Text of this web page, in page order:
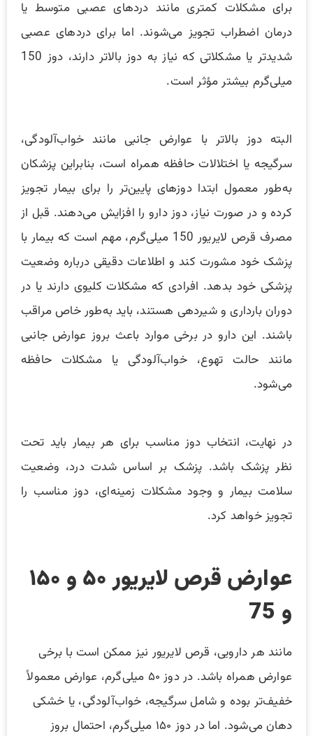
برای مشکلات کمتری مانند دردهای عصبی متوسط یا
درمان اضطراب تجویز می‌شوند. اما برای دردهای عصبی
شدیدتر یا مشکلاتی که نیاز به دوز بالاتر دارند، دوز 150
میلی‌گرم بیشتر مؤثر است.
البته دوز بالاتر با عوارض جانبی مانند خواب‌آلودگی،
سرگیجه یا اختلالات حافظه همراه است، بنابراین پزشکان
به‌طور معمول ابتدا دوزهای پایین‌تر را برای بیمار تجویز
کرده و در صورت نیاز، دوز دارو را افزایش می‌دهند. قبل از
مصرف قرص لایریور 150 میلی‌گرم، مهم است که بیمار با
پزشک خود مشورت کند و اطلاعات دقیقی درباره وضعیت
پزشکی خود بدهد. افرادی که مشکلات کلیوی دارند یا در
دوران بارداری و شیردهی هستند، باید به‌طور خاص مراقب
باشند. این دارو در برخی موارد باعث بروز عوارض جانبی
مانند حالت تهوع، خواب‌آلودگی یا مشکلات حافظه
می‌شود.
در نهایت، انتخاب دوز مناسب برای هر بیمار باید تحت
نظر پزشک باشد. پزشک بر اساس شدت درد، وضعیت
سلامت بیمار و وجود مشکلات زمینه‌ای، دوز مناسب را
تجویز خواهد کرد.
عوارض قرص لایریور ۵۰ و ۱۵۰
و 75
مانند هر دارویی، قرص لایریور نیز ممکن است با برخی
عوارض همراه باشد. در دوز ۵۰ میلی‌گرم، عوارض معمولاً
خفیف‌تر بوده و شامل سرگیجه، خواب‌آلودگی، یا خشکی
دهان می‌شود. اما در دوز ۱۵۰ میلی‌گرم، احتمال بروز